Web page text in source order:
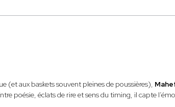
(et aux baskets souvent pleines de poussières),
poésie, éclats de rire et sens du timing, il capte